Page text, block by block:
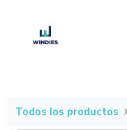
Todos los productos